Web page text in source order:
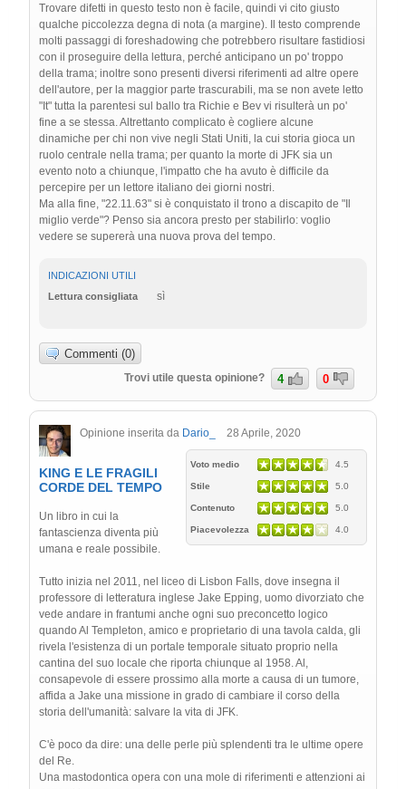
Trovare difetti in questo testo non è facile, quindi vi cito giusto
qualche piccolezza degna di nota (a margine). Il testo comprende
molti passaggi di foreshadowing che potrebbero risultare fastidiosi
con il proseguire della lettura, perché anticipano un po' troppo
della trama; inoltre sono presenti diversi riferimenti ad altre opere
dell'autore, per la maggior parte trascurabili, ma se non avete letto
"It" tutta la parentesi sul ballo tra Richie e Bev vi risulterà un po'
fine a se stessa. Altrettanto complicato è cogliere alcune
dinamiche per chi non vive negli Stati Uniti, la cui storia gioca un
ruolo centrale nella trama; per quanto la morte di JFK sia un
evento noto a chiunque, l'impatto che ha avuto è difficile da
percepire per un lettore italiano dei giorni nostri.
Ma alla fine, "22.11.63" si è conquistato il trono a discapito de "Il
miglio verde"? Penso sia ancora presto per stabilirlo: voglio
vedere se supererà una nuova prova del tempo.
INDICAZIONI UTILI
Lettura consigliata
sì
Commenti (0)
Trovi utile questa opinione? 4 0
Opinione inserita da Dario_ 28 Aprile, 2020
Voto medio 4.5
Stile 5.0
Contenuto 5.0
Piacevolezza 4.0
KING E LE FRAGILI
CORDE DEL TEMPO
Un libro in cui la
fantascienza diventa più
umana e reale possibile.
Tutto inizia nel 2011, nel liceo di Lisbon Falls, dove insegna il
professore di letteratura inglese Jake Epping, uomo divorziato che
vede andare in frantumi anche ogni suo preconcetto logico
quando Al Templeton, amico e proprietario di una tavola calda, gli
rivela l'esistenza di un portale temporale situato proprio nella
cantina del suo locale che riporta chiunque al 1958. Al,
consapevole di essere prossimo alla morte a causa di un tumore,
affida a Jake una missione in grado di cambiare il corso della
storia dell'umanità: salvare la vita di JFK.
C'è poco da dire: una delle perle più splendenti tra le ultime opere
del Re.
Una mastodontica opera con una mole di riferimenti e attenzioni ai